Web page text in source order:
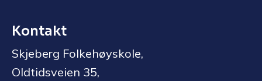
Kontakt
Skjeberg Folkehøyskole,
Oldtidsveien 35,